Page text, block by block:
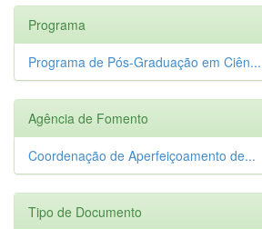
Programa
Programa de Pós-Graduação em Ciên...
Agência de Fomento
Coordenação de Aperfeiçoamento de...
Tipo de Documento